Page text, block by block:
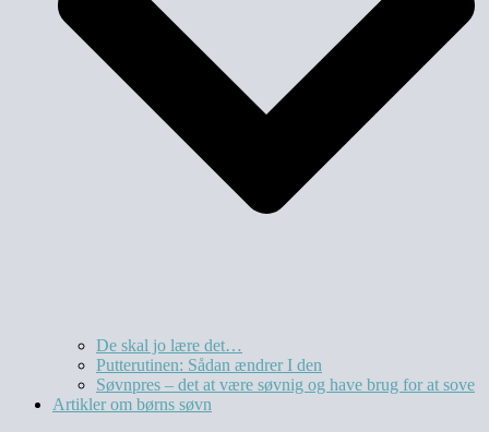
De skal jo lære det…
Putterutinen: Sådan ændrer I den
Søvnpres – det at være søvnig og have brug for at sove
Artikler om børns søvn